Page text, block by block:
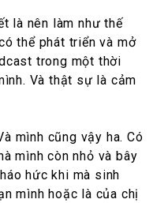
là nên làm như thế
thể phát triển và mở
trong một thời
Và thật sự là cảm
mình cũng vậy ha. Có
mình còn nhỏ và bây
hức khi mà sinh
mình hoặc là của chị